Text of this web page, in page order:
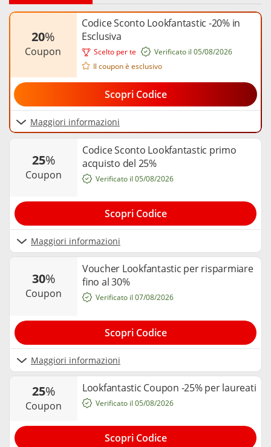
Scelto per te
20%
coupon
Il coupon è esclusivo
Codice Sconto Lookfantastic -20% in
Esclusiva
Maggiori informazioni
Verificato il 05/08/2026
Scopri Codice
25%
coupon
Codice Sconto Lookfantastic primo
acquisto del 25%
Maggiori informazioni
Verificato il 05/08/2026
Scopri Codice
30%
coupon
Voucher Lookfantastic per risparmiare
fino al 30%
Maggiori informazioni
Verificato il 07/08/2026
Scopri Codice
25%
coupon
Lookfantastic Coupon -25% per laureati
Verificato il 05/08/2026
Scopri Codice